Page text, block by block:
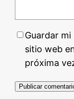
Guardar
sitio web
próxima